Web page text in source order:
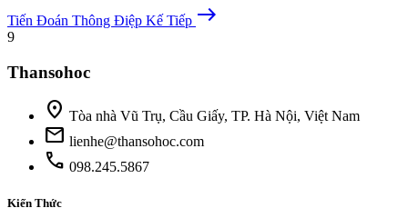
Tiến Đoán Thông Điệp Kế Tiếp east
9
Thansohoc
location_on Tòa nhà Vũ Trụ, Cầu Giấy, TP. Hà Nội, Việt Nam
mail lienhe@thansohoc.com
phone 098.245.5867
Kiến Thức